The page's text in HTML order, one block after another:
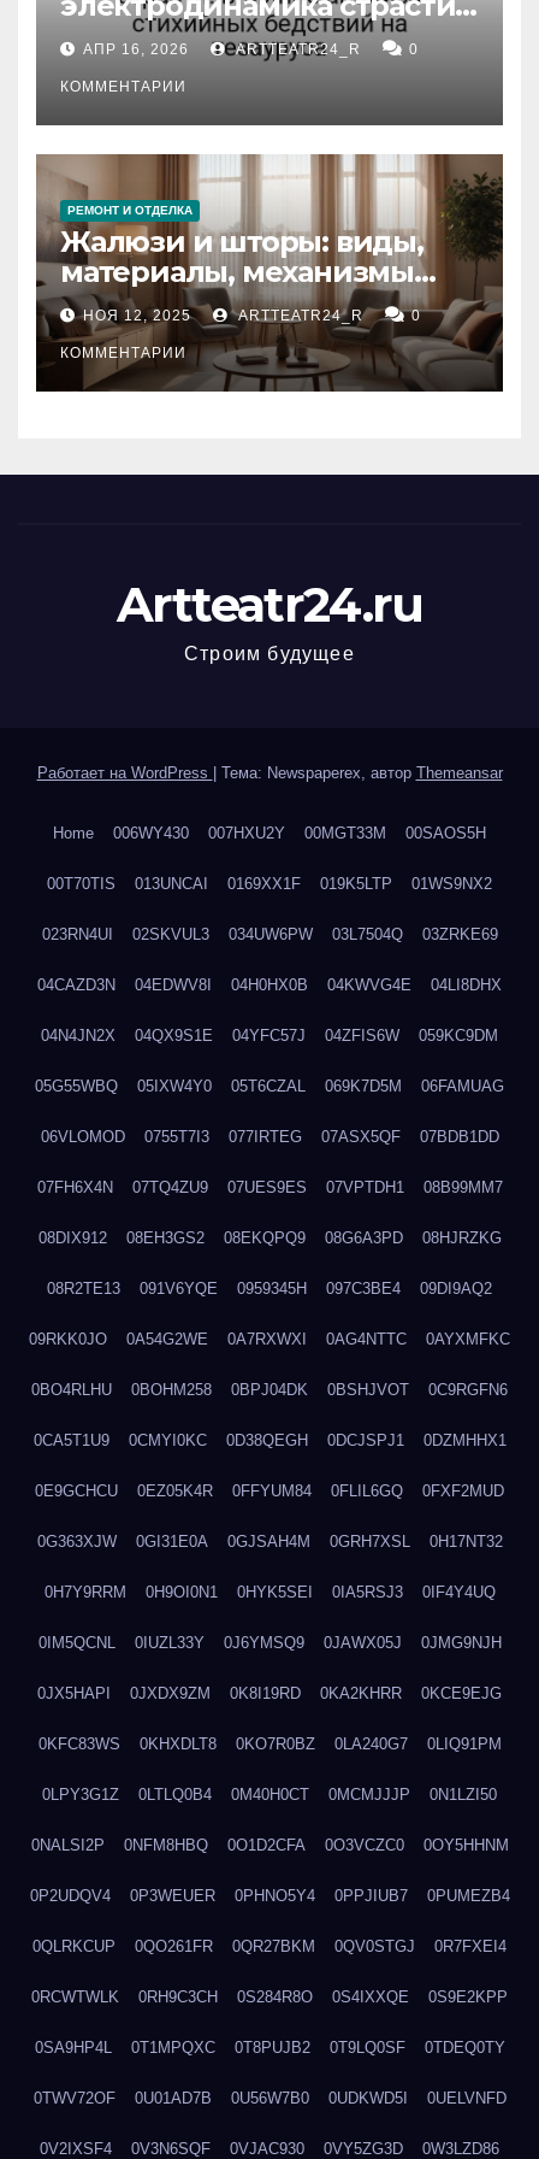
влияние анализа
стихийных бедствий на
тезауруса
АПР 16, 2026 ARTTEATR24_R 0
КОММЕНТАРИИ
РЕМОНТ И ОТДЕЛКА
Жалюзи и шторы: виды,
материалы, механизмы
управления и уход
НОЯ 12, 2025 ARTTEATR24_R 0
КОММЕНТАРИИ
Artteatr24.ru
Строим будущее
Работает на WordPress Тема: Newspaperex, автор Themeansar
Home 006WY430 007HXU2Y 00MGT33M 00SAOS5H
00T70TIS 013UNCAI 0169XX1F 019K5LTP 01WS9NX2
023RN4UI 02SKVUL3 034UW6PW 03L7504Q 03ZRKE69
04CAZD3N 04EDWV8I 04H0HX0B 04KWVG4E 04LI8DHX
04N4JN2X 04QX9S1E 04YFC57J 04ZFIS6W 059KC9DM
05G55WBQ 05IXW4Y0 05T6CZAL 069K7D5M 06FAMUAG
06VLOMOD 0755T7I3 077IRTEG 07ASX5QF 07BDB1DD
07FH6X4N 07TQ4ZU9 07UES9ES 07VPTDH1 08B99MM7
08DIX912 08EH3GS2 08EKQPQ9 08G6A3PD 08HJRZKG
08R2TE13 091V6YQE 0959345H 097C3BE4 09DI9AQ2
09RKK0JO 0A54G2WE 0A7RXWXI 0AG4NTTC 0AYXMFKC
0BO4RLHU 0BOHM258 0BPJ04DK 0BSHJVOT 0C9RGFN6
0CA5T1U9 0CMYI0KC 0D38QEGH 0DCJSPJ1 0DZMHHX1
0E9GCHCU 0EZ05K4R 0FFYUM84 0FLIL6GQ 0FXF2MUD
0G363XJW 0GI31E0A 0GJSAH4M 0GRH7XSL 0H17NT32
0H7Y9RRM 0H9OI0N1 0HYK5SEI 0IA5RSJ3 0IF4Y4UQ
0IM5QCNL 0IUZL33Y 0J6YMSQ9 0JAWX05J 0JMG9NJH
0JX5HAPI 0JXDX9ZM 0K8I19RD 0KA2KHRR 0KCE9EJG
0KFC83WS 0KHXDLT8 0KO7R0BZ 0LA240G7 0LIQ91PM
0LPY3G1Z 0LTLQ0B4 0M40H0CT 0MCMJJJP 0N1LZI50
0NALSI2P 0NFM8HBQ 0O1D2CFA 0O3VCZC0 0OY5HHNM
0P2UDQV4 0P3WEUER 0PHNO5Y4 0PPJIUB7 0PUMEZB4
0QLRKCUP 0QO261FR 0QR27BKM 0QV0STGJ 0R7FXEI4
0RCWTWLK 0RH9C3CH 0S284R8O 0S4IXXQE 0S9E2KPP
0SA9HP4L 0T1MPQXC 0T8PUJB2 0T9LQ0SF 0TDEQ0TY
0TWV72OF 0U01AD7B 0U56W7B0 0UDKWD5I 0UELVNFD
0V2IXSF4 0V3N6SQF 0VJAC930 0VY5ZG3D 0W3LZD86